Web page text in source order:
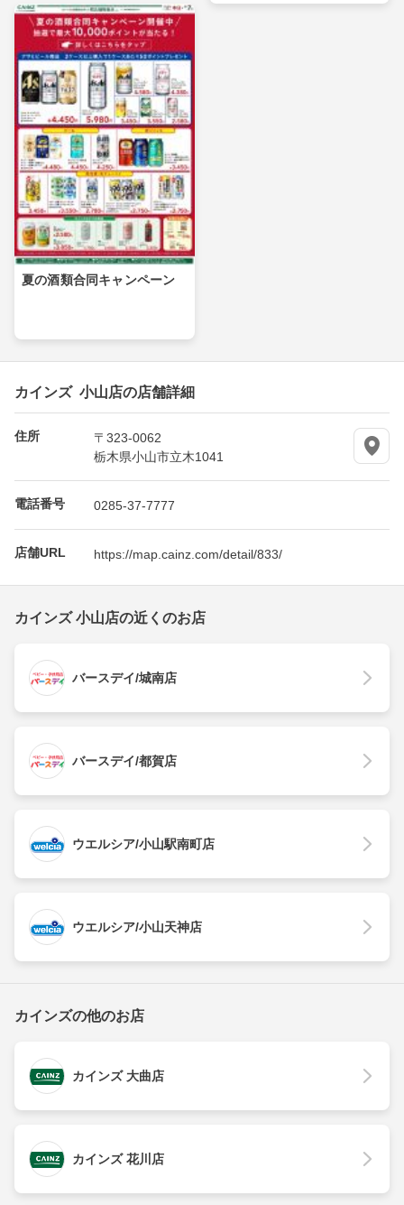
夏の酒類合同キャンペーン
カインズ 小山店の店舗詳細
住所
〒323-0062
栃木県小山市立木1041
電話番号 0285-37-7777
店舗URL https://map.cainz.com/detail/833/
カインズ 小山店の近くのお店
バースデイ/城南店
バースデイ/都賀店
ウエルシア/小山駅南町店
ウエルシア/小山天神店
カインズの他のお店
カインズ 大曲店
カインズ 花川店